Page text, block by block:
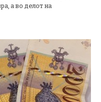
а во делот на